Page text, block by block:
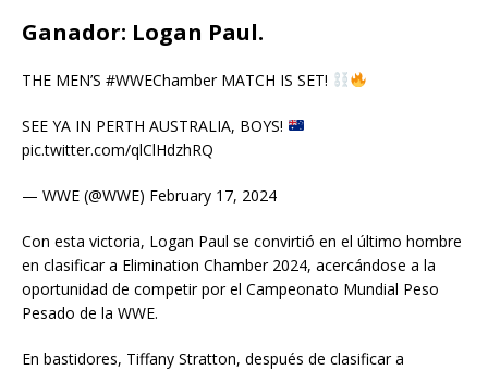
Ganador: Logan Paul.
THE MEN’S #WWEChamber MATCH IS SET!
SEE YA IN PERTH AUSTRALIA, BOYS!
pic.twitter.com/qlClHdzhRQ
— WWE (@WWE) February 17, 2024
Con esta victoria, Logan Paul se convirtió en el último hombre
en clasificar a Elimination Chamber 2024, acercándose a la
oportunidad de competir por el Campeonato Mundial Peso
Pesado de la WWE.
En bastidores, Tiffany Stratton, después de clasificar a